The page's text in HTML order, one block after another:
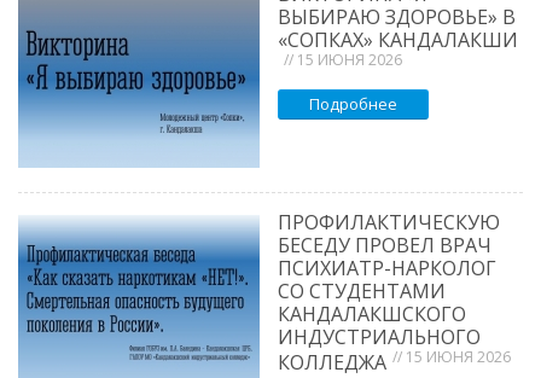
ВЫБИРАЮ ЗДОРОВЬЕ» В
«СОПКАХ» КАНДАЛАКШИ
// 15 ИЮНЯ 2026
Подробнее
ПРОФИЛАКТИЧЕСКУЮ
БЕСЕДУ ПРОВЕЛ ВРАЧ
ПСИХИАТР-НАРКОЛОГ
СО СТУДЕНТАМИ
КАНДАЛАКШСКОГО
ИНДУСТРИАЛЬНОГО
КОЛЛЕДЖА // 15 ИЮНЯ 2026